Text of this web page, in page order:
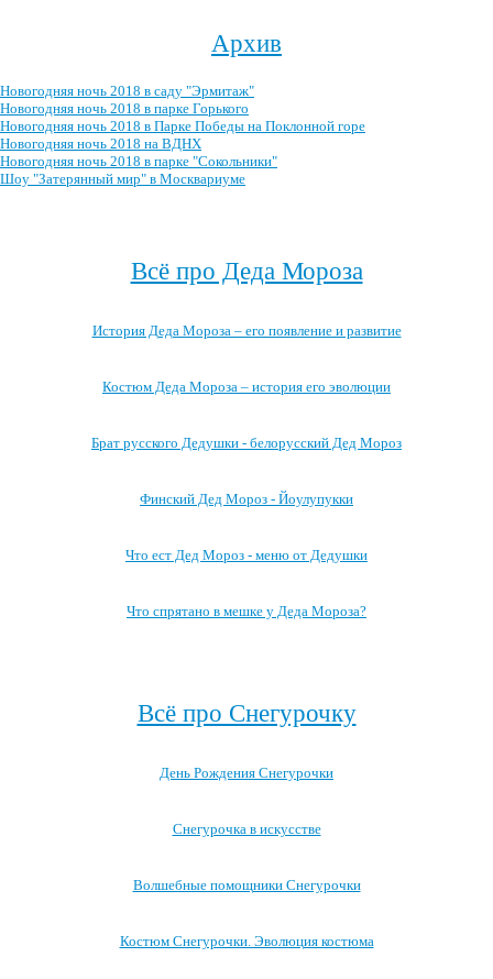
Архив
Новогодняя ночь 2018 в саду "Эрмитаж"
Новогодняя ночь 2018 в парке Горького
Новогодняя ночь 2018 в Парке Победы на Поклонной горе
Новогодняя ночь 2018 на ВДНХ
Новогодняя ночь 2018 в парке "Сокольники"
Шоу "Затерянный мир" в Москвариуме
Всё про Деда Мороза
История Деда Мороза – его появление и развитие
Костюм Деда Мороза – история его эволюции
Брат русского Дедушки - белорусский Дед Мороз
Финский Дед Мороз - Йоулупукки
Что ест Дед Мороз - меню от Дедушки
Что спрятано в мешке у Деда Мороза?
Всё про Снегурочку
День Рождения Снегурочки
Снегурочка в искусстве
Волшебные помощники Снегурочки
Костюм Снегурочки. Эволюция костюма